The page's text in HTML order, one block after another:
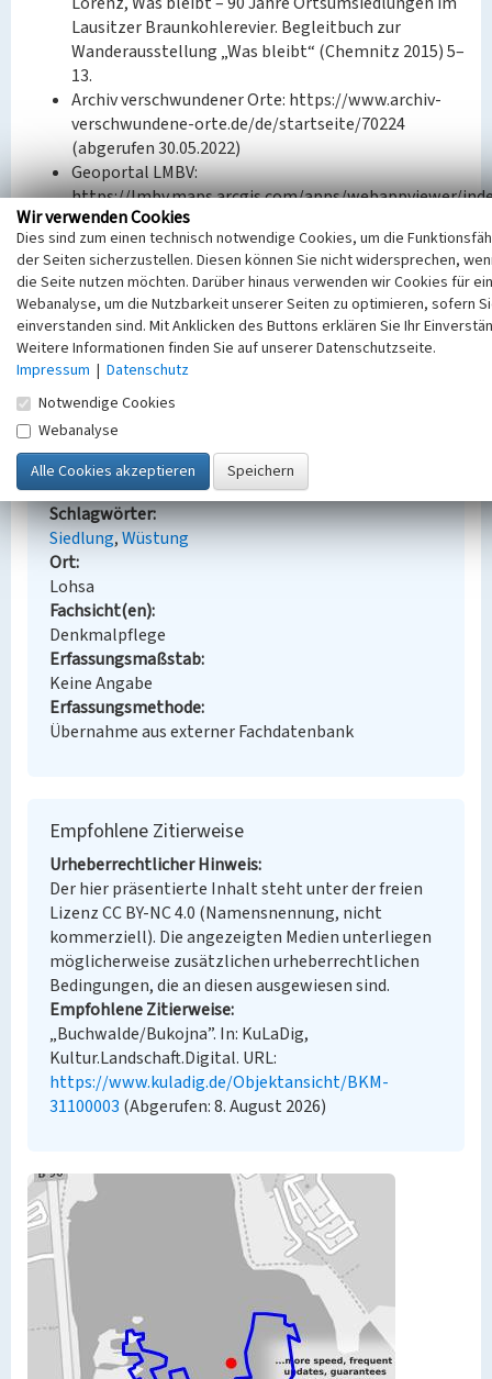
Lausitzer Braunkohlerevier. Begleitbuch zur
Wanderausstellung „Was bleibt“ (Chemnitz 2015) 5–
13.
Archiv verschwundener Orte: https://www.archiv-
verschwundene-orte.de/de/startseite/70224
(abgerufen 30.05.2022)
Geoportal LMBV:
https://lmbv.maps.arcgis.com/apps/webappviewer/
id=64068d71103d40a9a0a07f6b0682db1c (abgerufen
30.05.2022)
Historisches Ortsverzeichnis von Sachsen:
https://hov.isgv.de/ (abgerufen 01.08.2022)
Bauherr / Auftraggeber:
--
BKM-Nummer:31100003
Buchwalde/Bukojna
Schlagwörter
Siedlung Wüstung
Ort
Lohsa
Fachsicht(en)
Denkmalpflege
Erfassungsmaßstab
Keine Angabe
Erfassungsmethode
Übernahme aus externer Fachdatenbank
Empfohlene Zitierweise
Urheberrechtlicher Hinweis
Der hier präsentierte Inhalt steht unter der freien
Lizenz CC BY-NC 4.0 (Namensnennung, nicht
kommerziell). Die angezeigten Medien unterliegen
möglicherweise zusätzlichen urheberrechtlichen
Bedingungen, die an diesen ausgewiesen sind.
Empfohlene Zitierweise
„Buchwalde/Bukojna”. In: KuLaDig,
Kultur.Landschaft.Digital. URL:
https://www.kuladig.de/Objektansicht/BKM-
31100003 (Abgerufen: 8. August 2026)
Wir verwenden Cookies
Dies sind zum einen technisch notwendige Cookies, um die
der Seiten sicherzustellen. Diesen können Sie nicht widersprechen,
die Seite nutzen möchten. Darüber hinaus verwenden wir Cookies für
Webanalyse, um die Nutzbarkeit unserer Seiten zu optimieren, sofern
einverstanden sind. Mit Anklicken des Buttons erklären Sie Ihr
Weitere Informationen finden Sie auf unserer Datenschutzseite.
Impressum | Datenschutz
Notwendige Cookies
Webanalyse